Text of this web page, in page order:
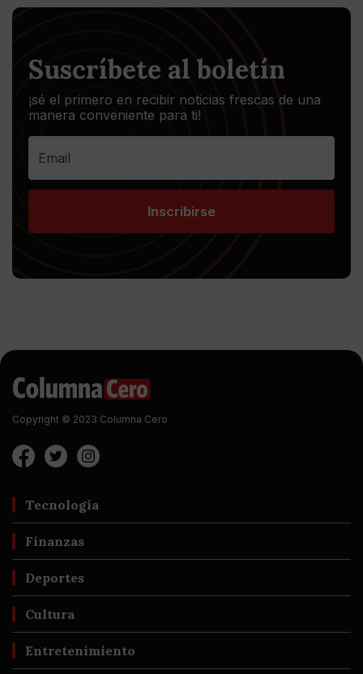
Suscríbete al boletín
¡sé el primero en recibir noticias frescas de una
manera conveniente para ti!
Inscribirse
Copyright © 2023 Columna Cero
Tecnología
Finanzas
Deportes
Cultura
Entretenimiento